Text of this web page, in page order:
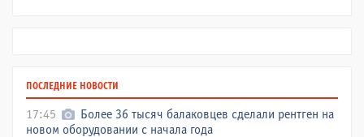
ПОСЛЕДНИЕ НОВОСТИ
17:45
Более 36 тысяч балаковцев сделали рентген на
новом оборудовании с начала года